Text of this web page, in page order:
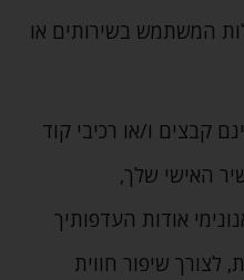
המשתמש בשירותים או
קבצים ו/או רכיבי קוד
האישי שלך‚
אודות העדפותיך
לצורך שיפור חווית